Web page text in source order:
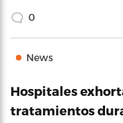
0
News
Hospitales
tratamientos